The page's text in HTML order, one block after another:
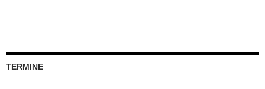
TERMINE